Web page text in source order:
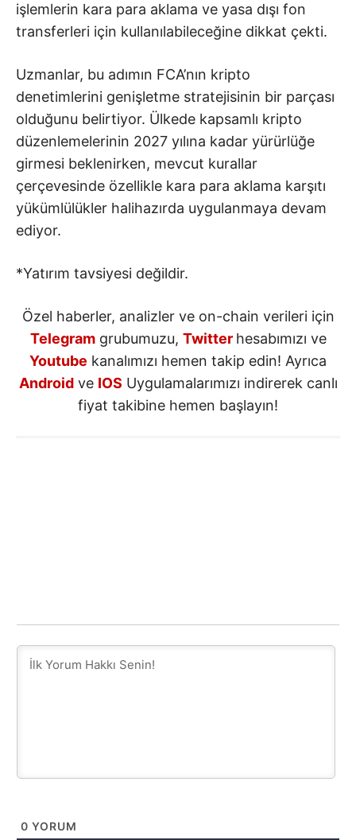
işlemlerin kara para aklama ve yasa dışı fon
transferleri için kullanılabileceğine dikkat çekti.
Uzmanlar, bu adımın FCA’nın kripto
denetimlerini genişletme stratejisinin bir parçası
olduğunu belirtiyor. Ülkede kapsamlı kripto
düzenlemelerinin 2027 yılına kadar yürürlüğe
girmesi beklenirken, mevcut kurallar
çerçevesinde özellikle kara para aklama karşıtı
yükümlülükler halihazırda uygulanmaya devam
ediyor.
*Yatırım tavsiyesi değildir.
Özel haberler, analizler ve on-chain verileri için
Telegramgrubumuzu, Twitter hesabımızı ve
Youtube kanalımızı hemen takip edin! Ayrıca
Androidve IOS Uygulamalarımızı indirerek canlı
fiyat takibine hemen başlayın!
0 YORUM